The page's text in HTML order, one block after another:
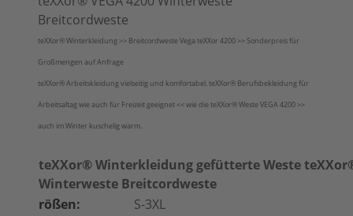
Breitcordweste
teXXor® Winterkleidung >> Breitcordweste Vega teXXor 4200 >> Sonderpreis für
Großmengen auf Anfrage
teXXor® Arbeitskleidung vielseitig und komfortabel. teXXor® Berufsbekleidung für
Arbeitsaltag wie auch für Freizeit geeignet << wie dieteXXor®Weste VEGA 4200 >>
auch im Winter kuschelig warm.
teXXor® Winterkleidung gefütterte Weste teXXor®
Winterweste Breitcordweste
rößen:
S-3XL